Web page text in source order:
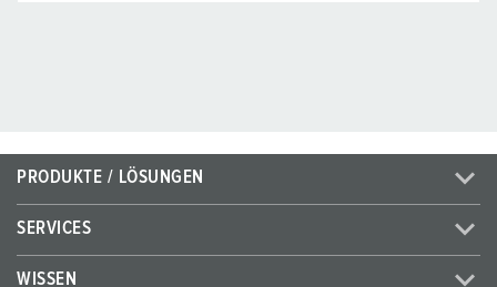
PRODUKTE / LÖSUNGEN
SERVICES
WISSEN